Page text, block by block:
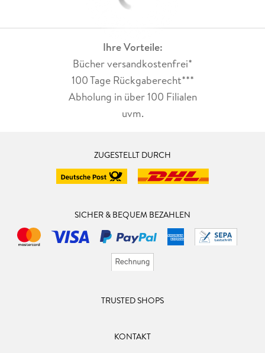
Ihre Vorteile:
Bücher versandkostenfrei*
100 Tage Rückgaberecht***
Abholung in über 100 Filialen
uvm.
ZUGESTELLT DURCH
SICHER & BEQUEM BEZAHLEN
TRUSTED SHOPS
KONTAKT